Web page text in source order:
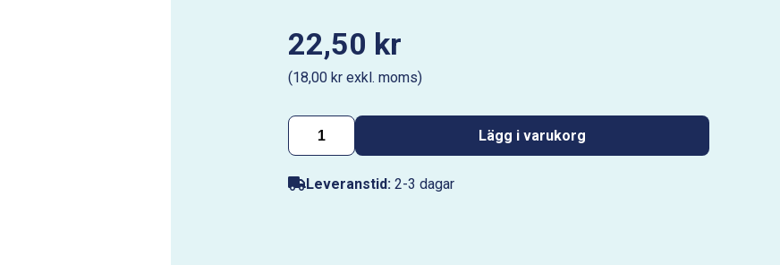
22,50 kr
(18,00 kr exkl. moms)
Lägg i varukorg
Leveranstid: 2-3 dagar